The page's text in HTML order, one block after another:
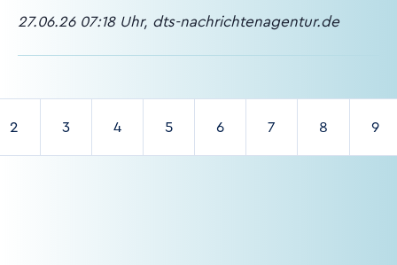
27.06.26 07:18 Uhr, dts-nachrichtenagentur.de
2 3 4 5 6 7 8 9